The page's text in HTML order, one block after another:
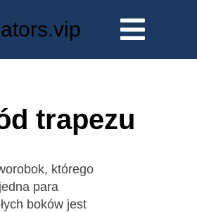
trapezu
którego
para
boków jest